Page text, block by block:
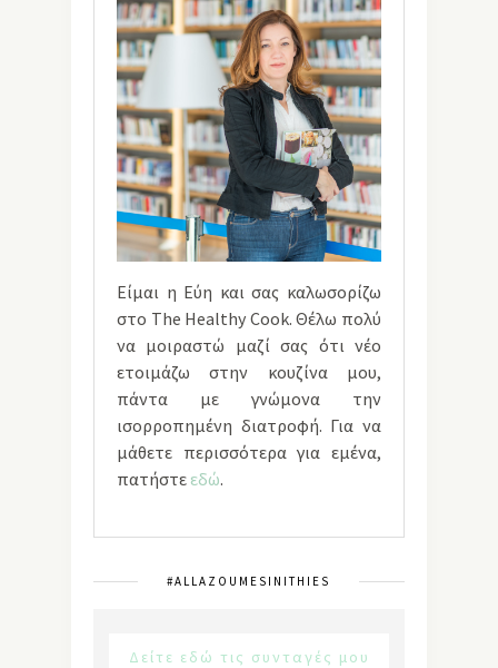
Είμαι η Εύη και σας καλωσορίζω
στο The Healthy Cook. Θέλω πολύ
να μοιραστώ μαζί σας ότι νέο
ετοιμάζω στην κουζίνα μου,
πάντα με γνώμονα την
ισορροπημένη διατροφή. Για να
μάθετε περισσότερα για εμένα,
πατήστε εδώ.
#ALLAZOUMESINITHIES
Δείτε εδώ τις συνταγές μου